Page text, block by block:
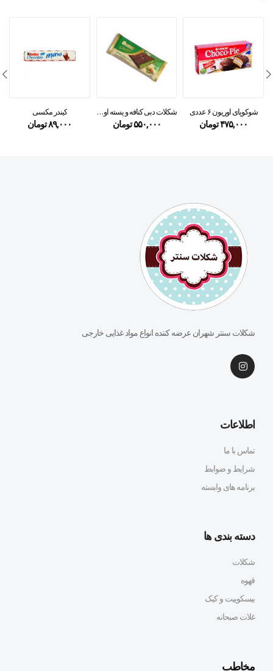
شوکوپای اوریون ۶ عددی
۴۷۵,۰۰۰تومان
شکلات دبی کنافه و پسته اولکر ۱۰۰گرمی
۵۵۰,۰۰۰تومان
کیندر مکسی
۸۹,۰۰۰تومان
شکلات سنتر شهران عرضه کننده انواع مواد غذایی خارجی
اطلاعات
تماس با ما
شرایط و ضوابط
برنامه های وابسته
دسته بندی ها
شکلات
قهوه
بیسکوییت و کیک
غلات صبحانه
مخاطب